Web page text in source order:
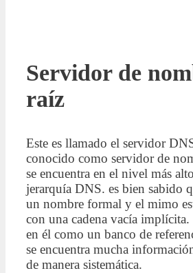
Servidor de
raíz
Este es llamado el servidor
conocido como servidor de
se encuentra en el nivel más
jerarquía DNS. es bien sabido
un nombre formal y el mimo
con una cadena vacía implícita.
en él como un banco de
se encuentra mucha
de manera sistemática.